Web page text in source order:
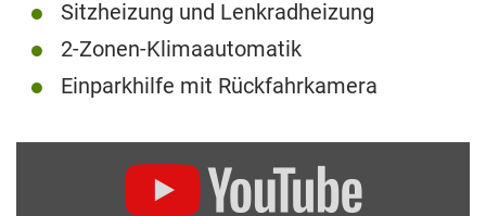
Sitzheizung und Lenkradheizung
2-Zonen-Klimaautomatik
Einparkhilfe mit Rückfahrkamera